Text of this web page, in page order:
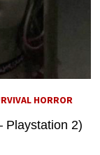
HORROR
Playstation 2)